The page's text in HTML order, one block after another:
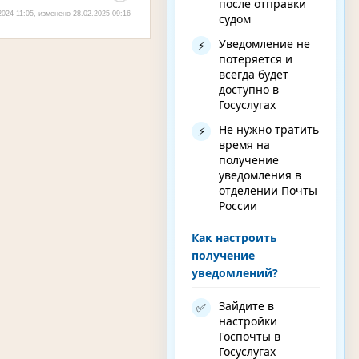
после отправки
судом
⚡
Уведомление не
потеряется и
всегда будет
доступно в
Госуслугах
⚡
Не нужно тратить
время на
получение
уведомления в
отделении Почты
России
Как настроить
получение
уведомлений?
✅
Зайдите в
настройки
Госпочты в
Госуслугах
11:05, изменено 28.02.2025 09:16